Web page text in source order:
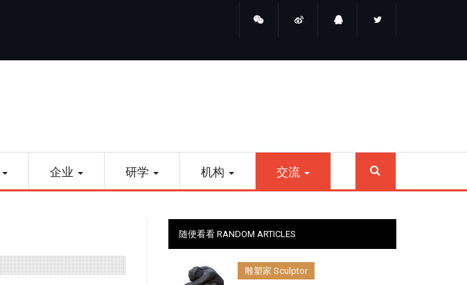
企业 研学 机构 交流
随便看看 RANDOM ARTICLES
雕塑家 Sculptor